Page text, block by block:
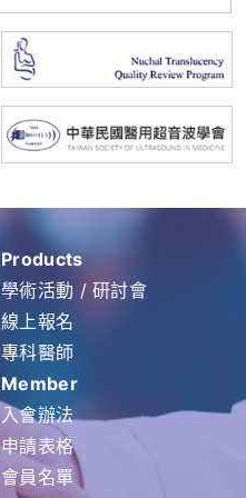
Products
學術活動 / 研討會
線上報名
專科醫師
Member
入會辦法
申請表格
會員名單